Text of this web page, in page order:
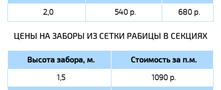
2,0
540 р. 680 р.
ЦЕНЫ НА ЗАБОРЫ ИЗ СЕТКИ РАБИЦЫ В СЕКЦИЯХ
Высота забора, м. Стоимость за п.м.
1,5
1090 р.